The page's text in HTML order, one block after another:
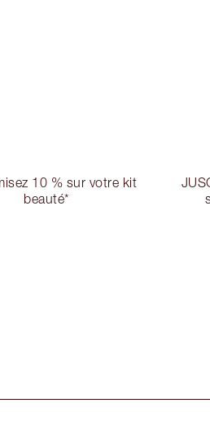
10 % sur votre kit
beauté*